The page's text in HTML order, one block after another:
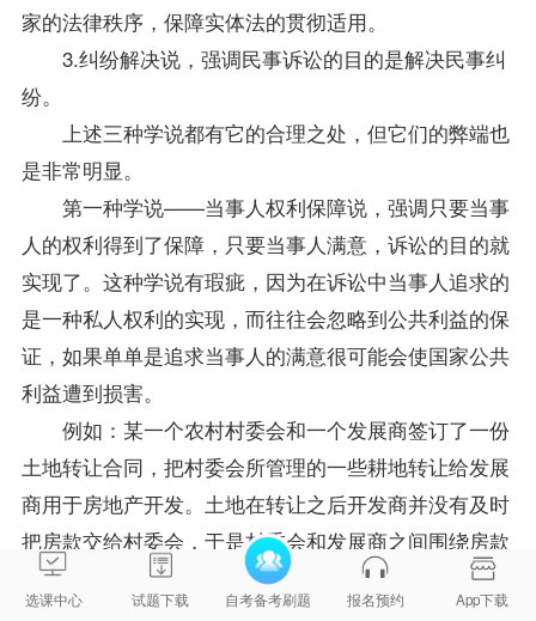
家的法律秩序，保障实体法的贯彻适用。
3.纠纷解决说，强调民事诉讼的目的是解决民事纠
纷。
上述三种学说都有它的合理之处，但它们的弊端也
是非常明显。
第一种学说——当事人权利保障说，强调只要当事
人的权利得到了保障，只要当事人满意，诉讼的目的就
实现了。这种学说有瑕疵，因为在诉讼中当事人追求的
是一种私人权利的实现，而往往会忽略到公共利益的保
证，如果单单是追求当事人的满意很可能会使国家公共
利益遭到损害。
例如：某一个农村村委会和一个发展商签订了一份
土地转让合同，把村委会所管理的一些耕地转让给发展
商用于房地产开发。土地在转让之后开发商并没有及时
把房款交给村委会，于是村委会和发展商之间围绕房款
是否应当支付以及何时支付的问题产生了纠纷。在法庭
上双方当事人对于土地款项的支付问题达成了协议，更
选课中心 试题下载 自考备考刷题 报名预约 App下载